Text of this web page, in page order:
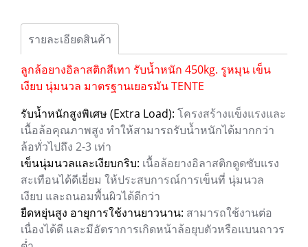
รายละเอียดสินค้า
ลูกล้อยางอิลาสติกสีเทา รับน้ำหนัก 450kg. รูหมุน เข็น
เงียบ นุ่มนวล มาตรฐานเยอรมัน TENTE
รับน้ำหนักสูงพิเศษ (Extra Load): โครงสร้างแข็งแรงและ
เนื้อล้อคุณภาพสูง ทำให้สามารถรับน้ำหนักได้มากกว่า
ล้อทั่วไปถึง 2-3 เท่า
เข็นนุ่มนวลและเงียบกริบ: เนื้อล้อยางอิลาสติกดูดซับแรง
สะเทือนได้ดีเยี่ยม ให้ประสบการณ์การเข็นที่ นุ่มนวล
เงียบ และถนอมพื้นผิวได้ดีกว่า
ยืดหยุ่นสูง อายุการใช้งานยาวนาน: สามารถใช้งานต่อ
เนื่องได้ดี และมีอัตราการเกิดหน้าล้อยุบตัวหรือแบนถาวร